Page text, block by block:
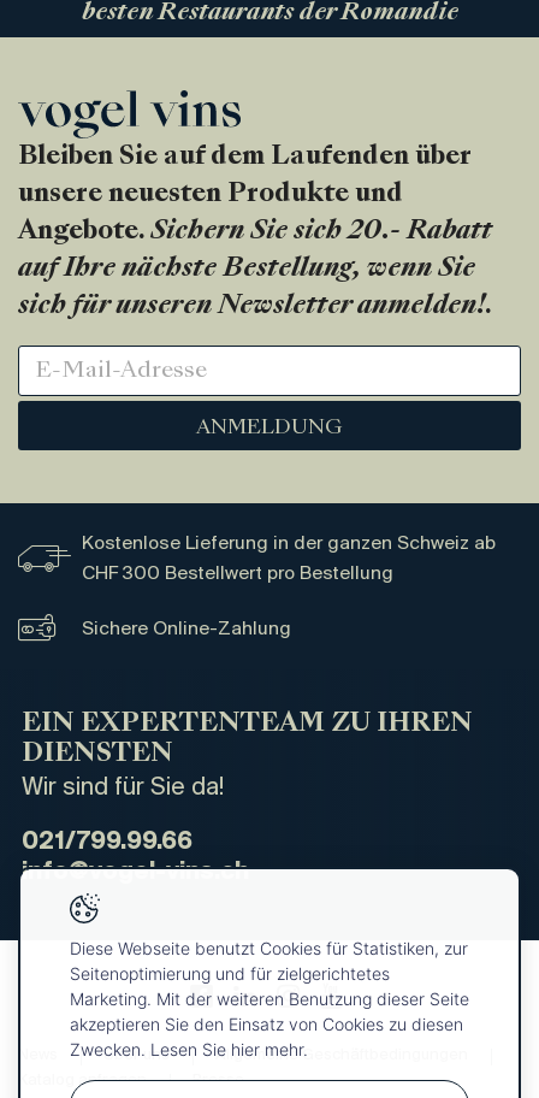
besten Restaurants der Romandie
Bleiben Sie auf dem Laufenden über
unsere neuesten Produkte und
Angebote. Sichern Sie sich 20.- Rabatt
auf Ihre nächste Bestellung, wenn Sie
sich für unseren Newsletter anmelden!.
ANMELDUNG
Kostenlose Lieferung in der ganzen Schweiz ab
CHF 300 Bestellwert pro Bestellung
Sichere Online-Zahlung
EIN EXPERTENTEAM ZU IHREN
DIENSTEN
Wir sind für Sie da!
021/799.99.66
info@vogel-vins.ch
Über uns
Allgemeine Geschäftbedingungen
Katalog anfragen
Presse
Diese Webseite benutzt Cookies für Statistiken, zur
Seitenoptimierung und für zielgerichtetes
Marketing. Mit der weiteren Benutzung dieser Seite
akzeptieren Sie den Einsatz von Cookies zu diesen
Zwecken. Lesen Sie hier mehr.